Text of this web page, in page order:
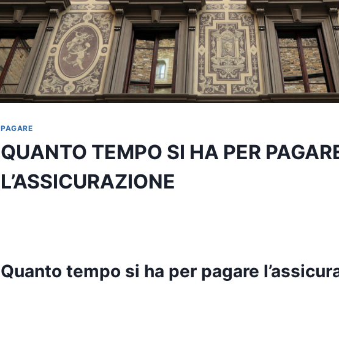
PAGARE
QUANTO TEMPO SI HA PER
L’ASSICURAZIONE
Quanto tempo si ha per pagare